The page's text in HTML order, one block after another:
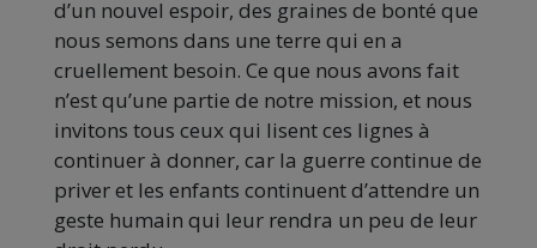
d’un nouvel espoir, des graines de bonté que
nous semons dans une terre qui en a
cruellement besoin. Ce que nous avons fait
n’est qu’une partie de notre mission, et nous
invitons tous ceux qui lisent ces lignes à
continuer à donner, car la guerre continue de
priver et les enfants continuent d’attendre un
geste humain qui leur rendra un peu de leur